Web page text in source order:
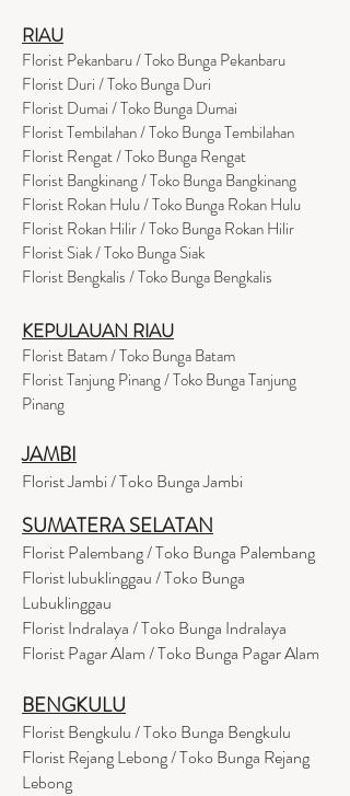
RIAU
Florist Pekanbaru / Toko Bunga Pekanbaru
Florist Duri / Toko Bunga Duri
Florist Dumai / Toko Bunga Dumai
Florist Tembilahan / Toko Bunga Tembilahan
Florist Rengat / Toko Bunga Rengat
Florist Bangkinang / Toko Bunga Bangkinang
Florist Rokan Hulu / Toko Bunga Rokan Hulu
Florist Rokan Hilir / Toko Bunga Rokan Hilir
Florist Siak / Toko Bunga Siak
Florist Bengkalis / Toko Bunga Bengkalis
KEPULAUAN RIAU
Florist Batam / Toko Bunga Batam
Florist Tanjung Pinang / Toko Bunga Tanjung
Pinang
JAMBI
Florist Jambi / Toko Bunga Jambi
SUMATERA SELATAN
Florist Palembang / Toko Bunga Palembang
Florist lubuklinggau / Toko Bunga
Lubuklinggau
Florist Indralaya / Toko Bunga Indralaya
Florist Pagar Alam / Toko Bunga Pagar Alam
BENGKULU
Florist Bengkulu / Toko Bunga Bengkulu
Florist Rejang Lebong / Toko Bunga Rejang
Lebong